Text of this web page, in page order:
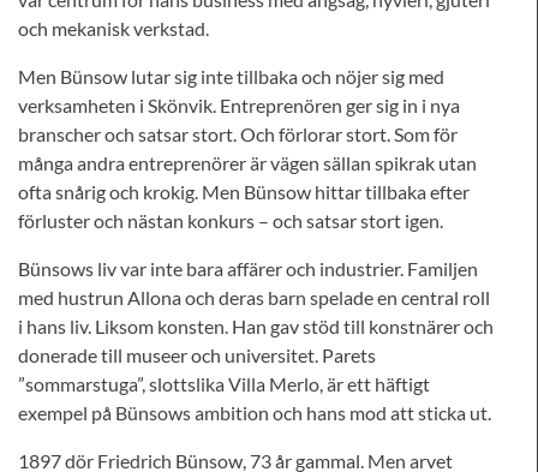
och mekanisk verkstad.
Men Bünsow lutar sig inte tillbaka och nöjer sig med
verksamheten i Skönvik. Entreprenören ger sig in i nya
branscher och satsar stort. Och förlorar stort. Som för
många andra entreprenörer är vägen sällan spikrak utan
ofta snårig och krokig. Men Bünsow hittar tillbaka efter
förluster och nästan konkurs – och satsar stort igen.
Bünsows liv var inte bara affärer och industrier. Familjen
med hustrun Allona och deras barn spelade en central roll
i hans liv. Liksom konsten. Han gav stöd till konstnärer och
donerade till museer och universitet. Parets
”sommarstuga”, slottslika Villa Merlo, är ett häftigt
exempel på Bünsows ambition och hans mod att sticka ut.
1897 dör Friedrich Bünsow, 73 år gammal. Men arvet